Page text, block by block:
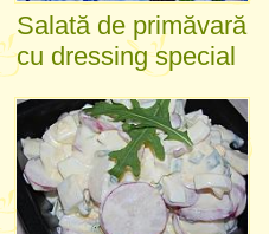
Salată de primăvară
cu dressing special